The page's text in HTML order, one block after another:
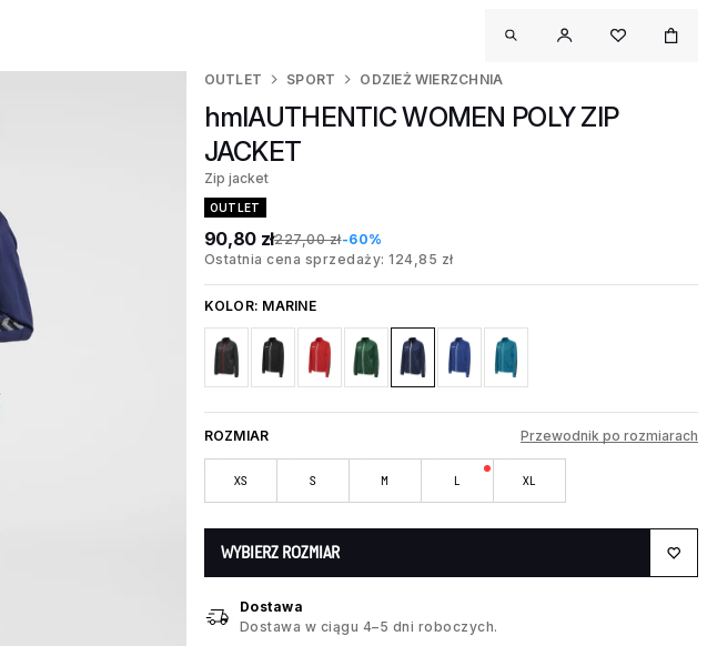
OUTLET SPORT ODZIEŻ WIERZCHNIA
hmlAUTHENTIC WOMEN POLY ZIP
JACKET
Zip jacket
OUTLET
90,80 zł227,00 zł-60%
Ostatnia cena sprzedaży: 124,85 zł
KOLOR: MARINE
ROZMIAR Przewodnik po rozmiarach
XS S M L XL
WYBIERZ ROZMIAR
Dostawa
Dostawa w ciągu 4–5 dni roboczych.